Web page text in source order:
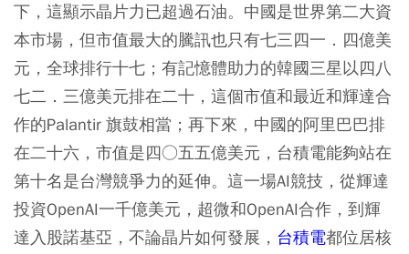
下，這顯示晶片力已超過石油。中國是世界第二大資
本市場，但市值最大的騰訊也只有七三四一．四億美
元，全球排行十七；有記憶體助力的韓國三星以四八
七二．三億美元排在二十，這個市值和最近和輝達合
作的Palantir 旗鼓相當；再下來，中國的阿里巴巴排
在二十六，市值是四○五五億美元，台積電能夠站在
第十名是台灣競爭力的延伸。這一場AI競技，從輝達
投資OpenAI一千億美元，超微和OpenAI合作，到輝
達入股諾基亞，不論晶片如何發展， 台積電都位居核